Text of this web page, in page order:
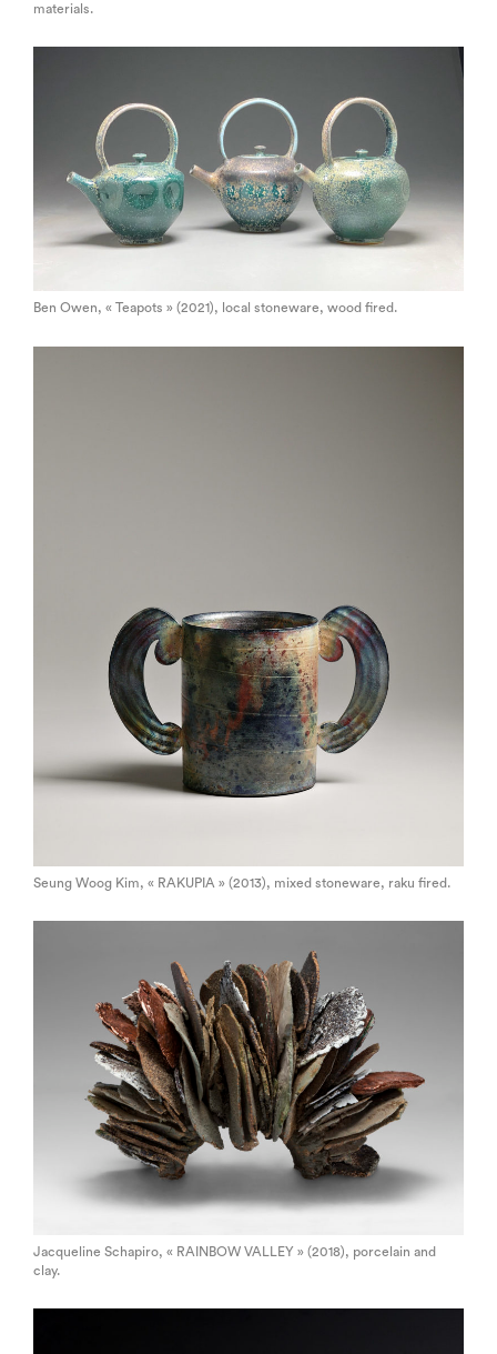
materials.
Ben Owen, « Teapots » (2021), local stoneware, wood fired.
Seung Woog Kim, « RAKUPIA » (2013), mixed stoneware, raku fired.
Jacqueline Schapiro, « RAINBOW VALLEY » (2018), porcelain and
clay.